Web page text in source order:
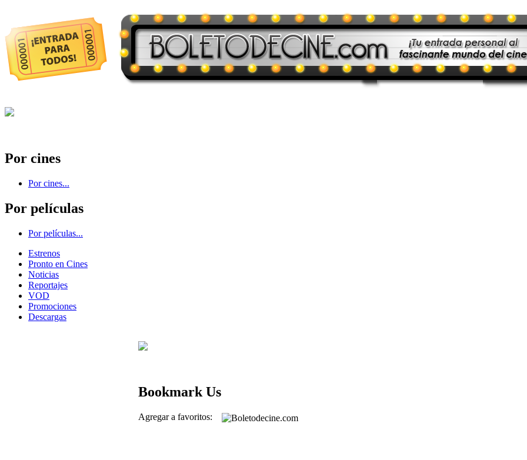
Por cines
Por cines...
Por películas
Por películas...
Estrenos
Pronto en Cines
Noticias
Reportajes
VOD
Promociones
Descargas
Bookmark Us
Agregar a favoritos: